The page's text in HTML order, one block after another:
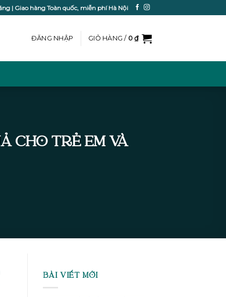
| Giao hàng Toàn quốc, miễn phí Hà Nội
ĐĂNG NHẬP GIỎ HÀNG / 0₫
CHO TRẺ EM VÀ
BÀI VIẾT MỚI